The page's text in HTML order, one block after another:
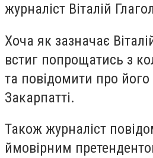
журналіст Віталій
Хоча як зазначає
встиг попрощатись з
та повідомити про
Закарпатті.
Також журналіст
ймовірним